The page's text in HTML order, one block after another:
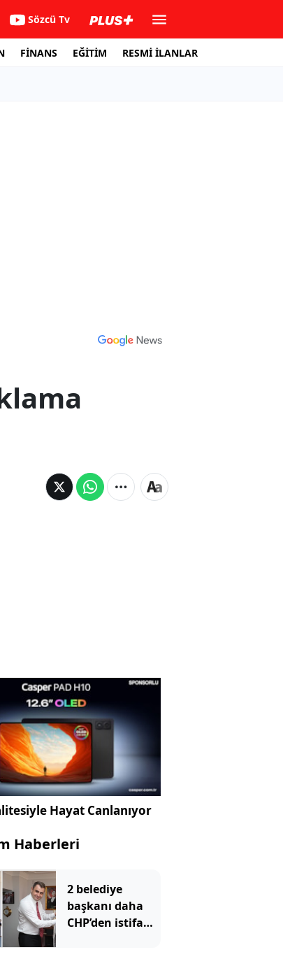
Sözcü Tv
FİNANS EĞİTİM RESMİ İLANLAR
Hayat Canlanıyor
Haberleri
2 belediye
başkanı daha
CHP’den istifa